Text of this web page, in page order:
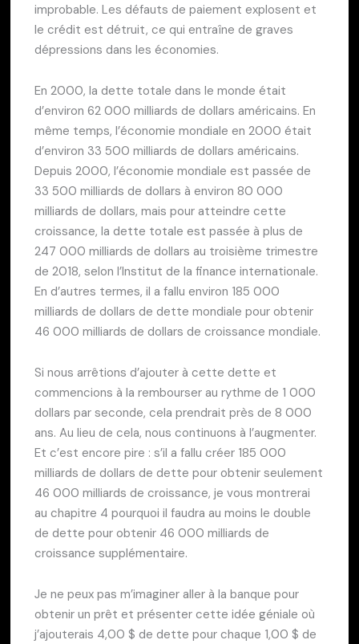
improbable. Les défauts de paiement explosent et
le crédit est détruit, ce qui entraîne de graves
dépressions dans les économies.
En 2000, la dette totale dans le monde était
d’environ 62 000 milliards de dollars américains. En
même temps, l’économie mondiale en 2000 était
d’environ 33 500 milliards de dollars américains.
Depuis 2000, l’économie mondiale est passée de
33 500 milliards de dollars à environ 80 000
milliards de dollars, mais pour atteindre cette
croissance, la dette totale est passée à plus de
247 000 milliards de dollars au troisième trimestre
de 2018, selon l’Institut de la finance internationale.
En d’autres termes, il a fallu environ 185 000
milliards de dollars de dette mondiale pour obtenir
46 000 milliards de dollars de croissance mondiale.
Si nous arrêtions d’ajouter à cette dette et
commencions à la rembourser au rythme de 1 000
dollars par seconde, cela prendrait près de 8 000
ans. Au lieu de cela, nous continuons à l’augmenter.
Et c’est encore pire : s’il a fallu créer 185 000
milliards de dollars de dette pour obtenir seulement
46 000 milliards de croissance, je vous montrerai
au chapitre 4 pourquoi il faudra au moins le double
de dette pour obtenir 46 000 milliards de
croissance supplémentaire.
Je ne peux pas m’imaginer aller à la banque pour
obtenir un prêt et présenter cette idée géniale où
j’ajouterais 4,00 $ de dette pour chaque 1,00 $ de